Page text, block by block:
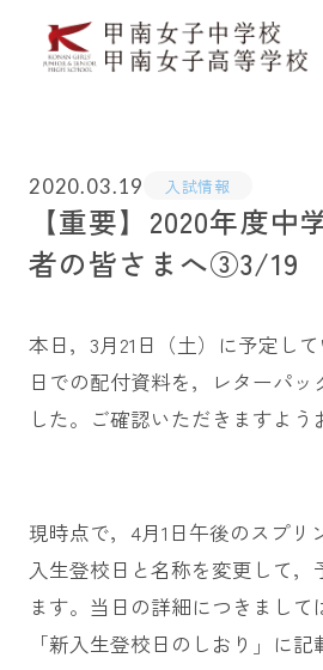
2020.03.19 入試情報
【重要】2020年度中
者の皆さまへ③3/19
本日，3月21日（土）に予定し
日での配付資料を，レターパッ
した。ご確認いただきますよう
現時点で，4月1日午後のスプリ
入生登校日と名称を変更して，
ます。当日の詳細につきまして
「新入生登校日のしおり」に記